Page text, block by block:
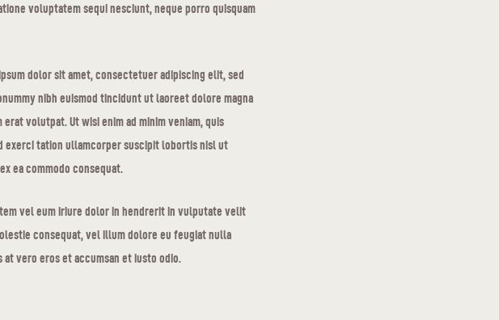
voluptatem sequi nesciunt, neque porro quisquam
dolor sit amet, consectetuer adipiscing elit, sed
nibh euismod tincidunt ut laoreet dolore magna
erat volutpat. Ut wisi enim ad minim veniam, quis
exerci tation ullamcorper suscipit lobortis nisl ut
ea commodo consequat.
vel eum iriure dolor in hendrerit in vulputate velit
consequat, vel illum dolore eu feugiat nulla
at vero eros et accumsan et iusto odio.